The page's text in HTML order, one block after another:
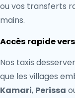
ou vos transferts
mains.
Accès rapide
Nos taxis
que les villages
Kamari, Perissa